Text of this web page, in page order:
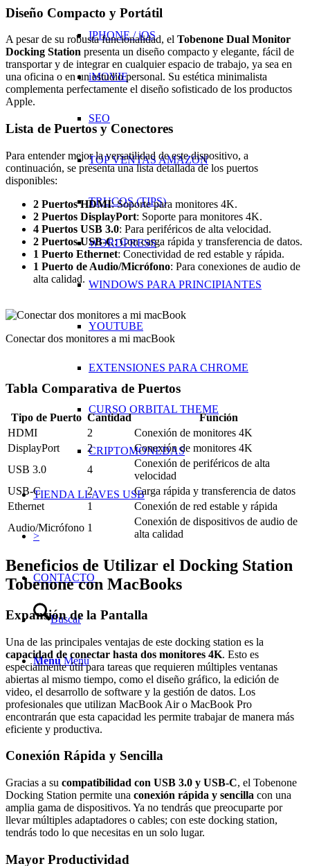
IPHONE / iOS
iMOVIE
SEO
TOP VENTAS AMAZON
TRUCOS (TIPS)
WORDPRESS
WINDOWS PARA PRINCIPIANTES
YOUTUBE
EXTENSIONES PARA CHROME
CURSO ORBITAL THEME
CRIPTOMONEDAS
TIENDA LLAVES USB
>
CONTACTO
Buscar
Menú Menú
Diseño Compacto y Portátil
A pesar de su robusta funcionalidad, el Tobenone Dual Monitor
Docking Station presenta un diseño compacto y elegante, fácil de
transportar y de integrar en cualquier espacio de trabajo, ya sea en
una oficina o en un estudio personal. Su estética minimalista
complementa perfectamente el diseño sofisticado de los productos
Apple.
Lista de Puertos y Conectores
Para entender mejor la versatilidad de este dispositivo, a
continuación, se presenta una lista detallada de los puertos
disponibles:
2 Puertos HDMI: Soporte para monitores 4K.
2 Puertos DisplayPort: Soporte para monitores 4K.
4 Puertos USB 3.0: Para periféricos de alta velocidad.
2 Puertos USB-C: Con carga rápida y transferencia de datos.
1 Puerto Ethernet: Conectividad de red estable y rápida.
1 Puerto de Audio/Micrófono: Para conexiones de audio de
alta calidad.
Conectar dos monitores a mi macBook
Tabla Comparativa de Puertos
Tipo de Puerto Cantidad
Función
HDMI
2
Conexión de monitores 4K
DisplayPort
2
Conexión de monitores 4K
USB 3.0
4
Conexión de periféricos de alta
velocidad
USB-C
2
Carga rápida y transferencia de datos
Ethernet
1
Conexión de red estable y rápida
Audio/Micrófono 1
Conexión de dispositivos de audio de
alta calidad
Beneficios de Utilizar el Docking Station
Tobenone con MacBooks
Expansión de la Pantalla
Una de las principales ventajas de este docking station es la
capacidad de conectar hasta dos monitores 4K. Esto es
especialmente útil para tareas que requieren múltiples ventanas
abiertas al mismo tiempo, como el diseño gráfico, la edición de
video, el desarrollo de software y la gestión de datos. Los
profesionales que utilizan MacBook Air o MacBook Pro
encontrarán que esta capacidad les permite trabajar de manera más
eficiente y productiva.
Conexión Rápida y Sencilla
Gracias a su compatibilidad con USB 3.0 y USB-C, el Tobenone
Docking Station permite una conexión rápida y sencilla con una
amplia gama de dispositivos. Ya no tendrás que preocuparte por
llevar múltiples adaptadores o cables; con este docking station,
tendrás todo lo que necesitas en un solo lugar.
Mayor Productividad